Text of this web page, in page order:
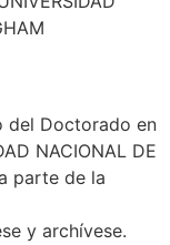
del Doctorado en
NACIONAL DE
parte de la
y archívese.